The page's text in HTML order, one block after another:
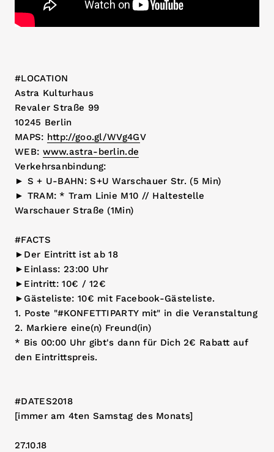
#LOCATION
Astra Kulturhaus
Revaler Straße 99
10245 Berlin
MAPS: http://goo.gl/WVg4GV
WEB: www.astra-berlin.de
Verkehrsanbindung:
► S + U-BAHN: S+U Warschauer Str. (5 Min)
► TRAM: * Tram Linie M10 // Haltestelle
Warschauer Straße (1Min)
#FACTS
►Der Eintritt ist ab 18
►Einlass: 23:00 Uhr
►Eintritt: 10€ / 12€
►Gästeliste: 10€ mit Facebook-Gästeliste.
1. Poste "#KONFETTIPARTY mit" in die Veranstaltung
2. Markiere eine(n) Freund(in)
* Bis 00:00 Uhr gibt's dann für Dich 2€ Rabatt auf
den Eintrittspreis.
#DATES2018
[immer am 4ten Samstag des Monats]
27.10.18